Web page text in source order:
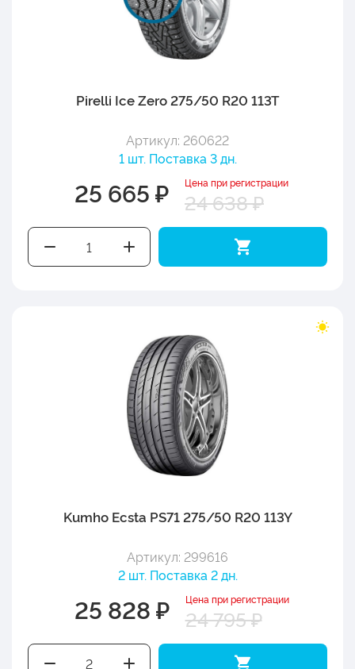
Pirelli Ice Zero 275/50 R20 113T
Артикул: 260622
1 шт. Поставка 3 дн.
25 665 ₽ Цена при регистрации
24 638 ₽
Kumho Ecsta PS71 275/50 R20 113Y
Артикул: 299616
2 шт. Поставка 2 дн.
25 828 ₽ Цена при регистрации
24 795 ₽